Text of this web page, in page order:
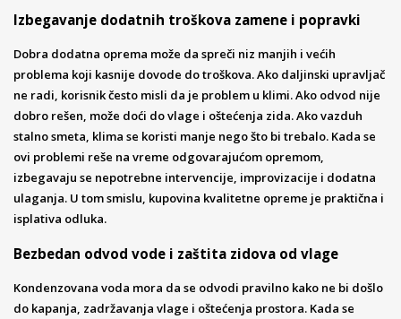
Izbegavanje dodatnih troškova zamene i popravki
Dobra dodatna oprema može da spreči niz manjih i većih
problema koji kasnije dovode do troškova. Ako daljinski upravljač
ne radi, korisnik često misli da je problem u klimi. Ako odvod nije
dobro rešen, može doći do vlage i oštećenja zida. Ako vazduh
stalno smeta, klima se koristi manje nego što bi trebalo. Kada se
ovi problemi reše na vreme odgovarajućom opremom,
izbegavaju se nepotrebne intervencije, improvizacije i dodatna
ulaganja. U tom smislu, kupovina kvalitetne opreme je praktična i
isplativa odluka.
Bezbedan odvod vode i zaštita zidova od vlage
Kondenzovana voda mora da se odvodi pravilno kako ne bi došlo
do kapanja, zadržavanja vlage i oštećenja prostora. Kada se